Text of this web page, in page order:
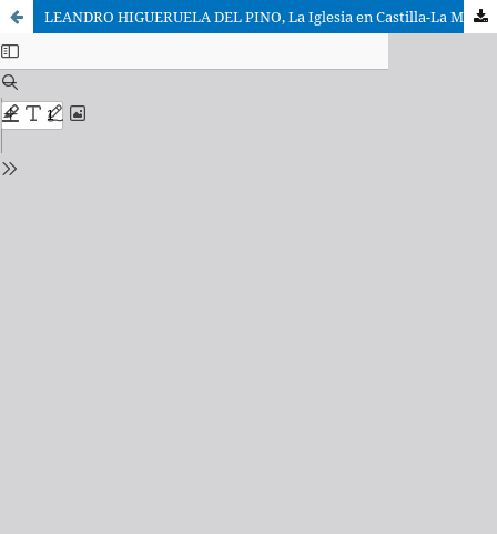
LEANDRO HIGUERUELA DEL PINO, La Iglesia en Castilla-La Mancha. La Diócesis de Toledo en la Edad Contemporánea (1776-1995)